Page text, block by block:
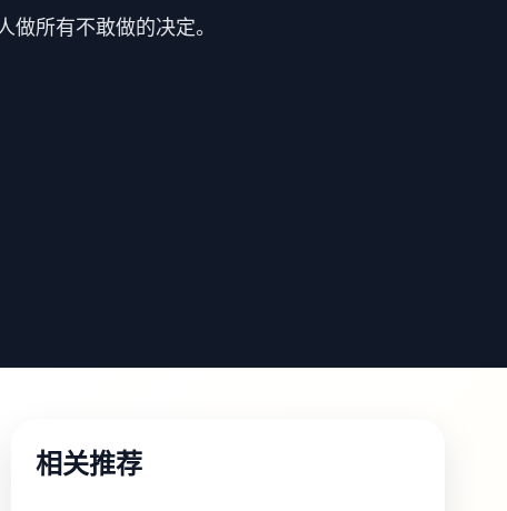
做所有不敢做的决定。
相关推荐